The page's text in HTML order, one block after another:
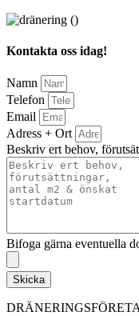
Kontakta oss idag!
Namn
Telefon
Email
Adress + Ort
Beskriv ert behov,
Bifoga gärna eventuella
Skicka